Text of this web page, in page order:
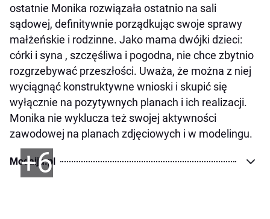
ostatnie Monika rozwiązała ostatnio na sali
sądowej, definitywnie porządkując swoje sprawy
małżeńskie i rodzinne. Jako mama dwójki dzieci:
córki i syna , szczęśliwa i pogodna, nie chce zbytnio
rozgrzebywać przeszłości. Uważa, że można z niej
wyciągnąć konstruktywne wnioski i skupić się
wyłącznie na pozytywnych planach i ich realizacji.
Monika nie wyklucza też swojej aktywności
zawodowej na planach zdjęciowych i w modelingu.
+6
Modaija.pl